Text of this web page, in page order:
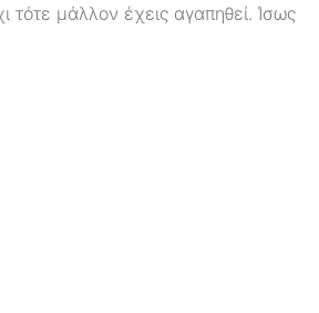
τότε μάλλον έχεις αγαπηθεί. Ίσως